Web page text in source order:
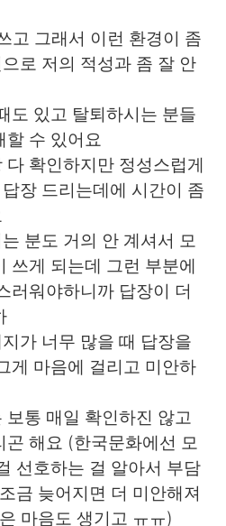
고 그래서 이런 환경이 좀
로 저의 적성과 좀 잘 안
도 있고 탈퇴하시는 분들
수 있어요
확인하지만 정성스럽게
장 드리는데에 시간이 좀
분도 거의 안 계셔서 모
쓰게 되는데 그런 부분에
러워야하니까 답장이 더
가 너무 많을 때 답장을
게 마음에 걸리고 미안하
통 매일 확인하진 않고
해요 (한국문화에선 모
선호하는 걸 알아서 부담
금 늦어지면 더 미안해져
마음도 생기고 ㅠㅠ)